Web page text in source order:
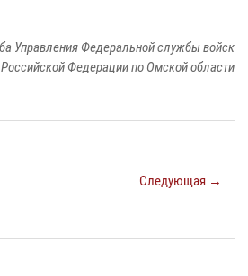
Управления Федеральной службы войск
Федерации по Омской области
Следующая →